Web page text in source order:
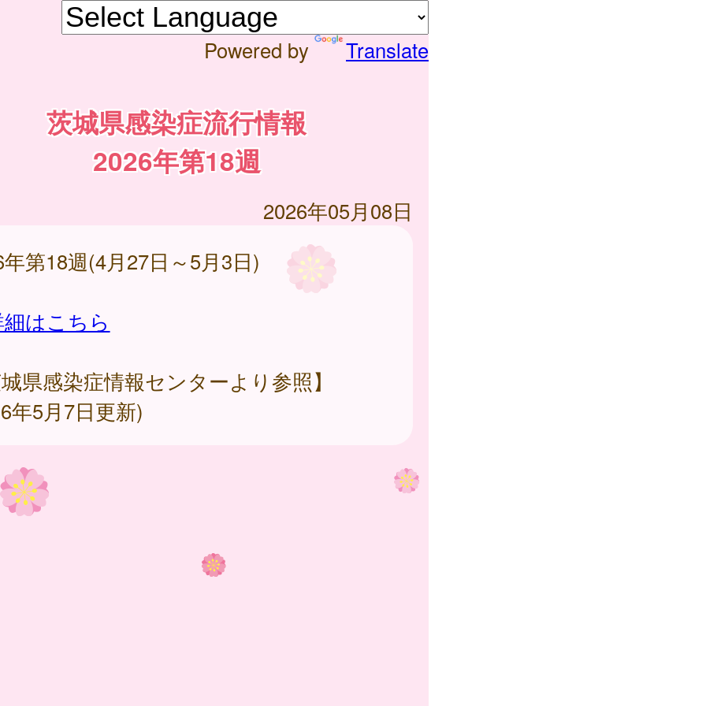
Powered by Translate
茨城県感染症流行情報
2026年第18週
2026年05月08日
第18週(4月27日～5月3日)
はこちら
県感染症情報センターより参照】
年5月7日更新)